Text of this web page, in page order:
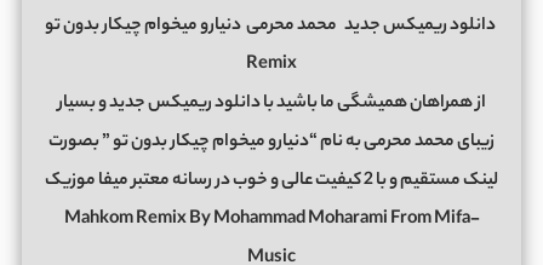
دانلود ریمیکس جدید محمد محرمیدنیارو میخوام چیکار بدون تو
Remix
از همراهان همیشگی ما باشید با دانلود ریمیکس جدید و بسیار
زیبای محمد محرمی به نام “دنیارو میخوام چیکار بدون تو ” بصورت
لینک مستقیم و با 2 کیفیت عالی و خوب در رسانه معتبر میفا موزیک
Mahkom Remix By Mohammad Moharami From Mifa-
Music